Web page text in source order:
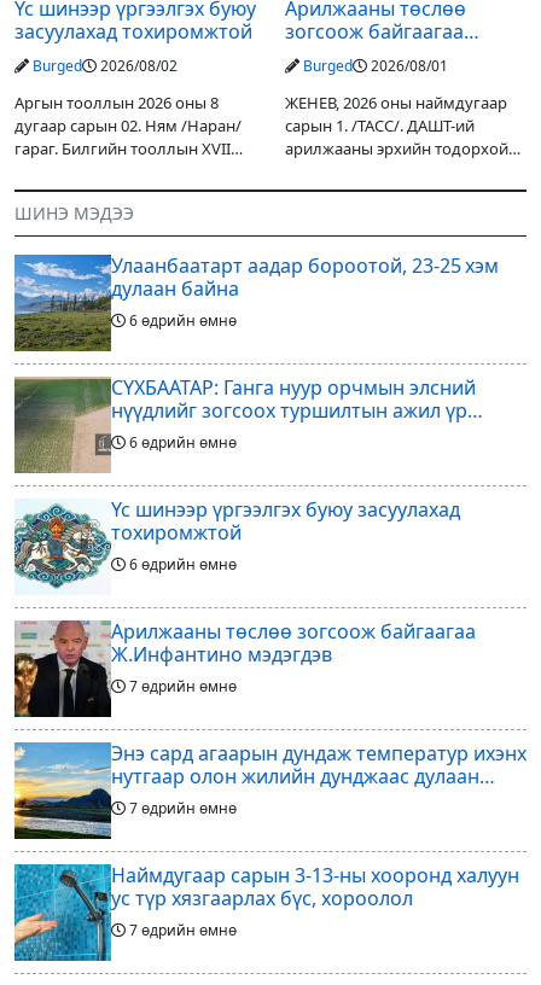
Үс шинээр үргээлгэх буюу
засуулахад тохиромжтой
Burged 2026/08/02
Аргын тооллын 2026 оны 8
дугаар сарын 02. Ням /Наран/
гараг. Билгийн тооллын XVII
гал Морин жилийн Зуны адаг
хөхөгчин хонь сарын шинийн
19, Адъяа /Асралт/
Арилжааны төслөө
зогсоож байгаагаа
Ж.Инфантино мэдэгдэв
Burged 2026/08/01
ЖЕНЕВ, 2026 оны наймдугаар
сарын 1. /ТАСС/. ДАШТ-ий
арилжааны эрхийн тодорхой
оруулагчдад худалдах
шийдвэрлэснээ ФИФА-гийн
ерөнхийлөгч Жанни
ШИНЭ МЭДЭЭ
Улаанбаатарт аадар бороотой, 23-25 хэм
дулаан байна
6 өдрийн өмнө
СҮХБААТАР: Ганга нуур орчмын элсний
нүүдлийг зогсоох туршилтын ажил үр
дүнгээ өгч эхэлжээ
6 өдрийн өмнө
Үс шинээр үргээлгэх буюу засуулахад
тохиромжтой
6 өдрийн өмнө
Арилжааны төслөө зогсоож байгаагаа
Ж.Инфантино мэдэгдэв
7 өдрийн өмнө
Энэ сард агаарын дундаж температур ихэнх
нутгаар олон жилийн дунджаас дулаан
байна
7 өдрийн өмнө
Наймдугаар сарын 3-13-ны хооронд халуун
ус түр хязгаарлах бүс, хороолол
7 өдрийн өмнө